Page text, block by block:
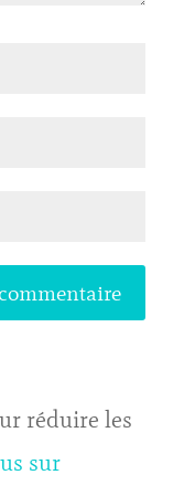
réduire les
sur